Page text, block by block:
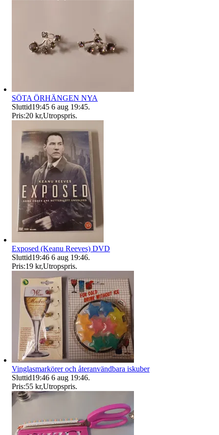
SÖTA ÖRHÄNGEN NYA
Sluttid19:45 6 aug 19:45.
Pris:20 kr,Utropspris.
Exposed (Keanu Reeves) DVD
Sluttid19:46 6 aug 19:46.
Pris:19 kr,Utropspris.
Vinglasmarkörer och återanvändbara iskuber
Sluttid19:46 6 aug 19:46.
Pris:55 kr,Utropspris.